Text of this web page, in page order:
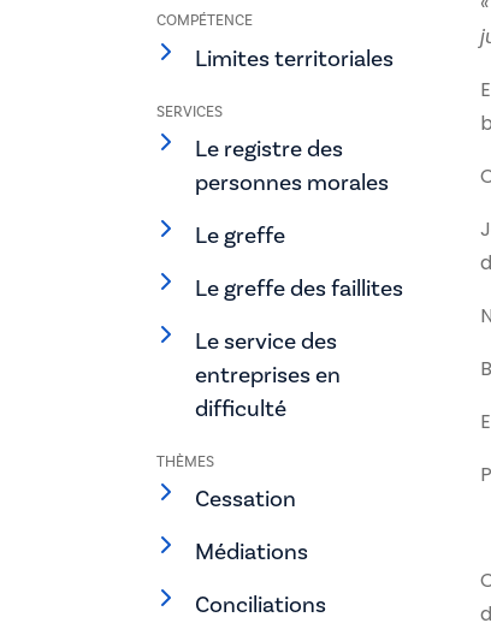
COMPÉTENCE
Limites territoriales
SERVICES
Le registre des
personnes morales
Le greffe
Le greffe des faillites
Le service des
entreprises en
difficulté
THÈMES
Cessation
Médiations
Conciliations